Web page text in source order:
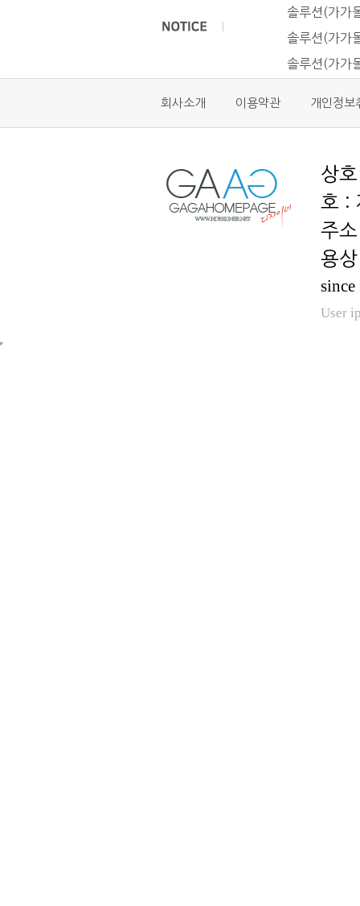
솔루션(가가
솔루션(가가
솔루션(가가
회사소개 이용약관 개인정보
호 :
용
User